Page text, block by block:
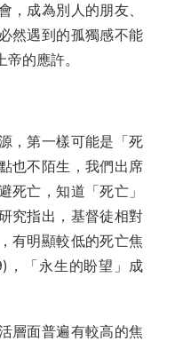
，成為別人的朋友、
然遇到的孤獨感不能
的應許。
，第一樣可能是「死
也不陌生，我們出席
死亡，知道「死亡」
究指出，基督徒相對
有明顯較低的死亡焦
「永生的盼望」成
層面普遍有較高的焦